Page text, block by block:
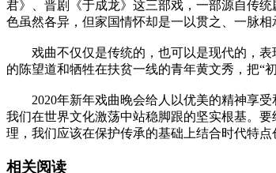
君》、晋剧《于成龙》这三部戏，一部源自传
色虽然各异，但家国情怀却是一以贯之、一脉
戏曲不仅仅是传统的，也可以是现代的，表
的陈望道和牺牲在扶贫一线的青年黄文秀，把“
2020年新年戏曲晚会给人以优美的精神享受
我们在世界文化激荡中站稳脚跟的坚实根基。
理，我们应该在保护传承的基础上结合时代特
相关阅读